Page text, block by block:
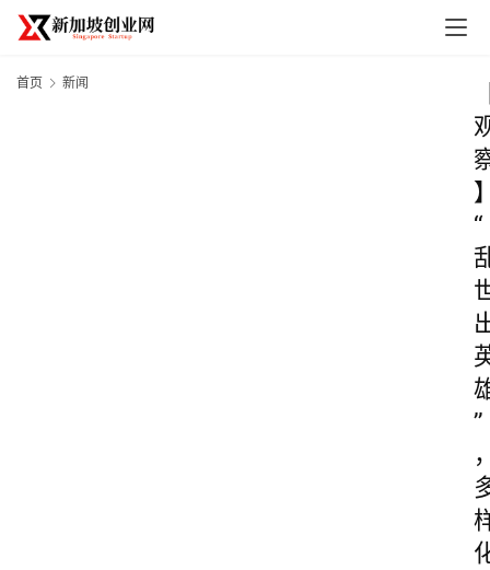
首页 新闻
“
”